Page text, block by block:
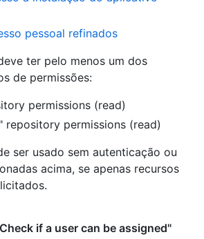
pessoal refinados
ter pelo menos um dos
de permissões:
permissions (read)
repository permissions (read)
ser usado sem autenticação ou
acima, se apenas recursos
if a user can be assigned"